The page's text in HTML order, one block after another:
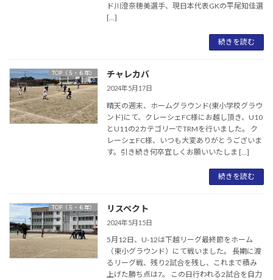
ド川澄奈穂美選手、現日本代表GKの平尾知佳選
[…]
続きを読む
TOP（５・６年） チャレカバ
2024年5月17日
晴天の週末、ホームグラウンド(東小学校グラウ
ンド)にて、クレーシェFC様にお越し頂き、U10
とU11の2カテゴリーでTRMを行いました。 ク
レーシェFC様、いつも大変ありがとうございま
す。引き続き何卒宜しくお願いいたしま […]
続きを読む
TOP（５・６年） リスペクト
2024年5月15日
5月12日、U-12は下越リーグ最終節をホーム
（東小グラウンド）にて戦いました。 長期に渡
るリーグ戦、残り2試合を残し、これまで積み
上げた勝ち点は7。 この日行われる2試合を自力